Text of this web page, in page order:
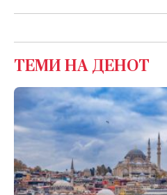
ТЕМИ НА ДЕНОТ